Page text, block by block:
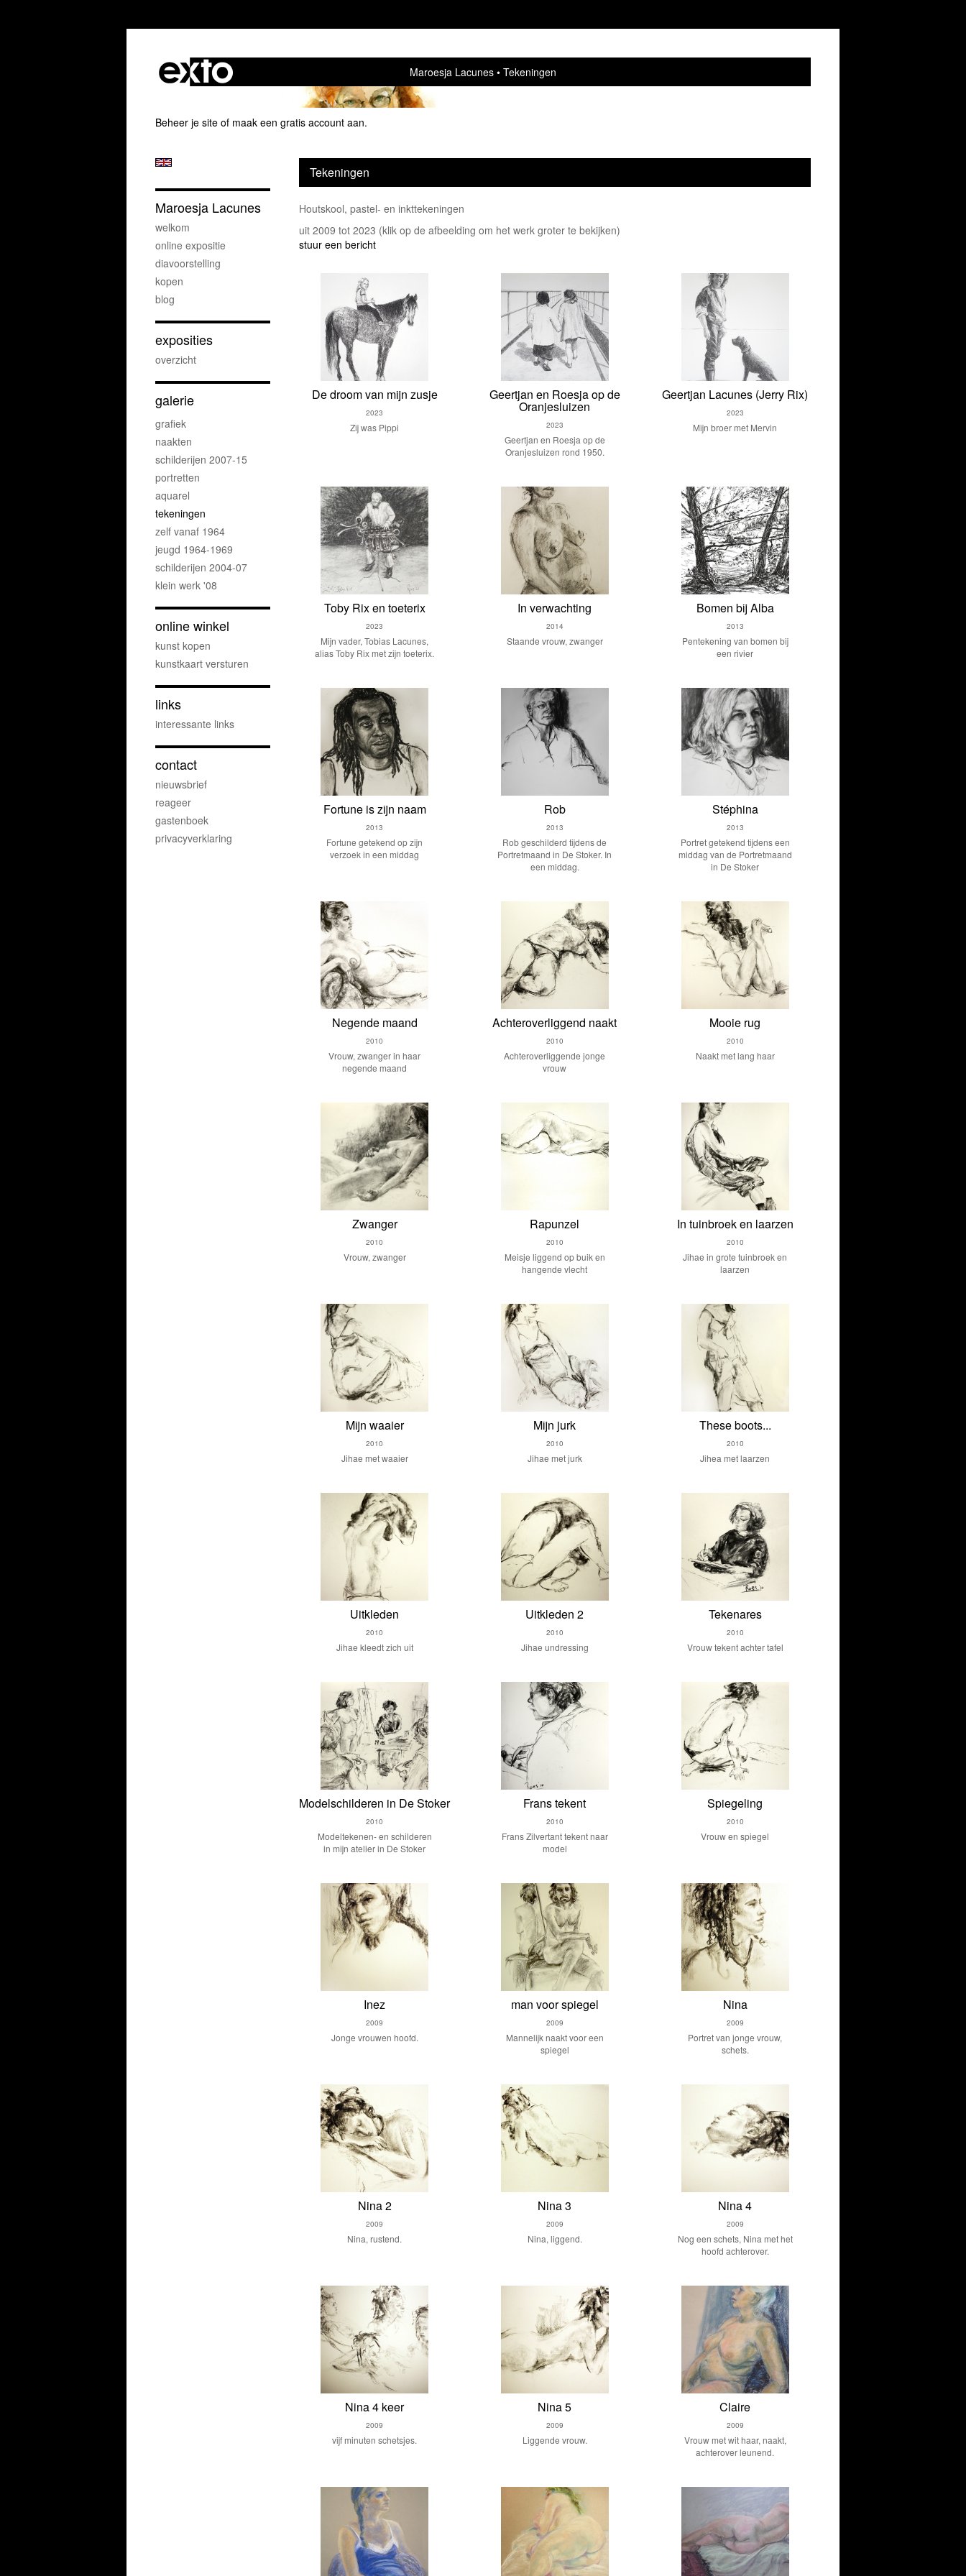
Maroesja Lacunes Tekeningen
Beheer je site of maak een gratis account aan.
Tekeningen
Houtskool, pastel- en inkttekeningen
uit 2009 tot 2023 (klik op de afbeelding om het werk groter te bekijken)
stuur een bericht
De droom van mijn zusje
2023
Zij was Pippi
Geertjan en Roesja op de
Oranjesluizen
2023
Geertjan en Roesja op de
Oranjesluizen rond 1950.
Geertjan Lacunes (Jerry Rix)
2023
Mijn broer met Mervin
Toby Rix en toeterix
2023
Mijn vader, Tobias Lacunes,
alias Toby Rix met zijn toeterix.
In verwachting
2014
Staande vrouw, zwanger
Bomen bij Alba
2013
Pentekening van bomen bij
een rivier
Fortune is zijn naam
2013
Fortune getekend op zijn
verzoek in een middag
Rob
2013
Rob geschilderd tijdens de
Portretmaand in De Stoker. In
een middag.
Stéphina
2013
Portret getekend tijdens een
middag van de Portretmaand
in De Stoker
Negende maand
2010
Vrouw, zwanger in haar
negende maand
Achteroverliggend naakt
2010
Achteroverliggende jonge
vrouw
Mooie rug
2010
Naakt met lang haar
Zwanger
2010
Vrouw, zwanger
Rapunzel
2010
Meisje liggend op buik en
hangende vlecht
In tuinbroek en laarzen
2010
Jihae in grote tuinbroek en
laarzen
Mijn waaier
2010
Jihae met waaier
Mijn jurk
2010
Jihae met jurk
These boots...
2010
Jihea met laarzen
Uitkleden
2010
Jihae kleedt zich uit
Uitkleden 2
2010
Jihae undressing
Tekenares
2010
Vrouw tekent achter tafel
Modelschilderen in De Stoker
2010
Modeltekenen- en schilderen
in mijn atelier in De Stoker
Frans tekent
2010
Frans Zilvertant tekent naar
model
Spiegeling
2010
Vrouw en spiegel
Inez
2009
Jonge vrouwen hoofd.
man voor spiegel
2009
Mannelijk naakt voor een
spiegel
Nina
2009
Portret van jonge vrouw,
schets.
Nina 2
2009
Nina, rustend.
Nina 3
2009
Nina, liggend.
Nina 4
2009
Nog een schets, Nina met het
hoofd achterover.
Nina 4 keer
2009
vijf minuten schetsjes.
Nina 5
2009
Liggende vrouw.
Claire
2009
Vrouw met wit haar, naakt,
achterover leunend.
Maroesja Lacunes
welkom
online expositie
diavoorstelling
kopen
blog
exposities
overzicht
galerie
grafiek
naakten
schilderijen 2007-15
portretten
aquarel
tekeningen
zelf vanaf 1964
jeugd 1964-1969
schilderijen 2004-07
klein werk '08
online winkel
kunst kopen
kunstkaart versturen
links
interessante links
contact
nieuwsbrief
reageer
gastenboek
privacyverklaring